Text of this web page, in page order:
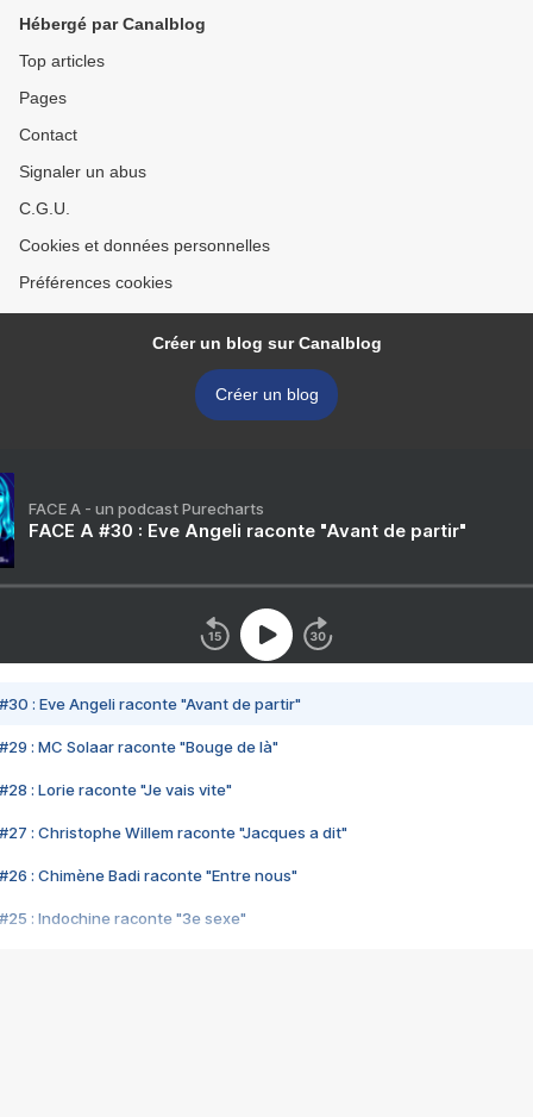
Hébergé par Canalblog
Top articles
Pages
Contact
Signaler un abus
C.G.U.
Cookies et données personnelles
Préférences cookies
Créer un blog sur Canalblog
Créer un blog
FACE A - un podcast Purecharts
FACE A #30 : Eve Angeli raconte "Avant de partir"
#30 : Eve Angeli raconte "Avant de partir"
#29 : MC Solaar raconte "Bouge de là"
#28 : Lorie raconte "Je vais vite"
#27 : Christophe Willem raconte "Jacques a dit"
#26 : Chimène Badi raconte "Entre nous"
#25 : Indochine raconte "3e sexe"